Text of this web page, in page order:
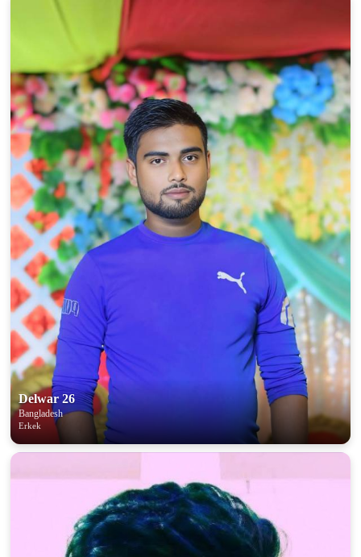
Delwar 26
Bangladesh
Erkek